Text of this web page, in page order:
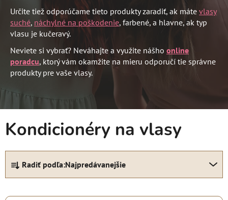
Určite tiež odporúčame tieto produkty zaradiť, ak máte vlasy
suché, náchylné na poškodenie, farbené, a hlavne, ak typ
vlasu je kučeravý.
Neviete si vybrať? Neváhajte a využite nášho online
poradcu, ktorý vám okamžite na mieru odporučí tie správne
produkty pre vaše vlasy.
Kondicionéry na vlasy
R
d
e
Radiť podľa:Najpredávanejšie